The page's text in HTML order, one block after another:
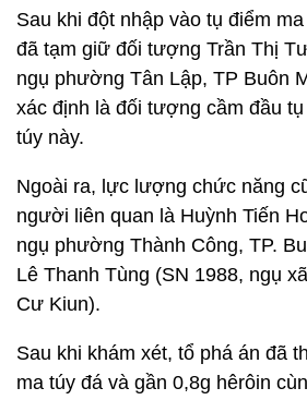
Sau khi đột nhập vào tụ điểm
đã tạm giữ đối tượng Trần Thị
ngụ phường Tân Lập, TP Buôn
xác định là đối tượng cầm đầu
túy này.
Ngoài ra, lực lượng chức năng
người liên quan là Huỳnh Tiến
ngụ phường Thành Công, TP.
Lê Thanh Tùng (SN 1988, ngụ
Cư Kiun).
Sau khi khám xét, tổ phá án đã
ma túy đá và gần 0,8g hêrôin